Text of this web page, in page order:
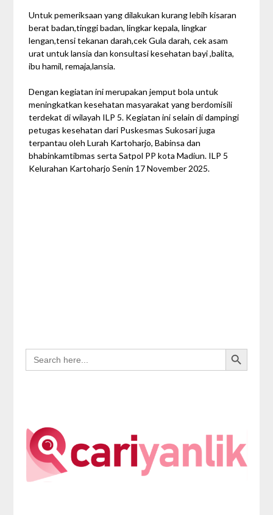
Untuk pemeriksaan yang dilakukan kurang lebih kisaran
berat badan,tinggi badan, lingkar kepala, lingkar
lengan,tensi tekanandarah,cek Gula darah, cek asam
urat untuk lansia dan konsultasi kesehatan bayi ,balita,
ibu hamil, remaja,lansia.
Dengan kegiatan ini merupakan jemput bola untuk
meningkatkan kesehatan masyarakat yang berdomisili
terdekat di wilayah ILP 5. Kegiatan ini selain di dampingi
petugas kesehatan dari Puskesmas Sukosari juga
terpantau oleh Lurah Kartoharjo, Babinsa dan
bhabinkamtibmas serta Satpol PP kota Madiun. ILP 5
Kelurahan Kartoharjo Senin 17 November 2025.
SEARCH
FOR:
Search Button